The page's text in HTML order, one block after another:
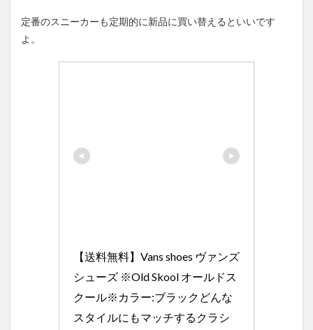
定番のスニーカーも定期的に新品に買い替えるといいです
よ。
【送料無料】Vans shoes ヴァンズ
シューズ ※Old Skool オールドス
クール※カラー:ブラックどんな
スタイルにもマッチするクラシ